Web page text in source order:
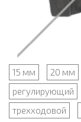
15 мм 20 мм
регулирующий
трехходовой